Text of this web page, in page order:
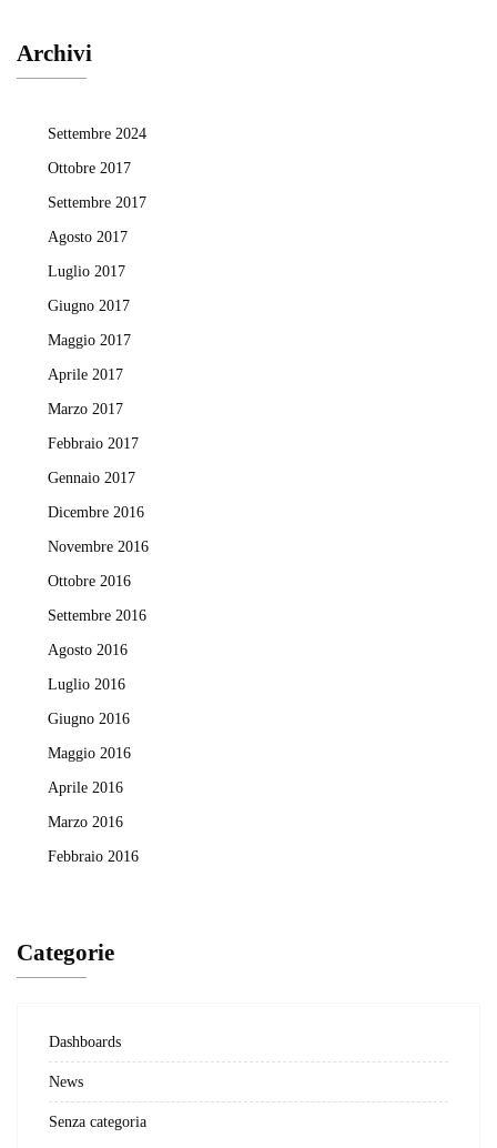
Archivi
Settembre 2024
Ottobre 2017
Settembre 2017
Agosto 2017
Luglio 2017
Giugno 2017
Maggio 2017
Aprile 2017
Marzo 2017
Febbraio 2017
Gennaio 2017
Dicembre 2016
Novembre 2016
Ottobre 2016
Settembre 2016
Agosto 2016
Luglio 2016
Giugno 2016
Maggio 2016
Aprile 2016
Marzo 2016
Febbraio 2016
Categorie
Dashboards
News
Senza categoria